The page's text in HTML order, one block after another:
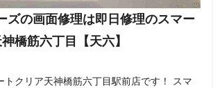
ズの画面修理は即日修理のスマー
橋筋六丁目【天六】
トクリア天神橋筋六丁目駅前店です！ スマ